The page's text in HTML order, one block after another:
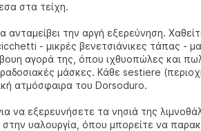
στα τείχη.
ανταμείβει την αργή εξερεύνηση.
- μικρές βενετσιάνικες τάπας -
αγορά της, όπου ιχθυοπώλες και
μάσκες. Κάθε sestiere
ατμόσφαιρα του Dorsoduro.
να εξερευνήσετε τα νησιά της
στην υαλουργία, όπου μπορείτε να